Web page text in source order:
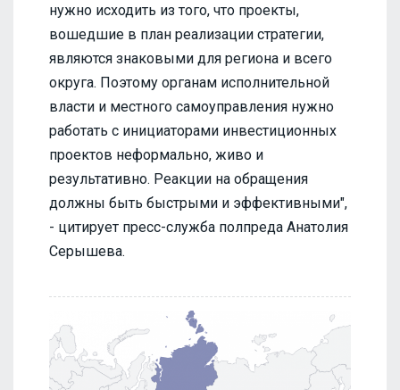
нужно исходить из того, что проекты,
вошедшие в план реализации стратегии,
являются знаковыми для региона и всего
округа. Поэтому органам исполнительной
власти и местного самоуправления нужно
работать с инициаторами инвестиционных
проектов неформально, живо и
результативно. Реакции на обращения
должны быть быстрыми и эффективными",
- цитирует пресс-служба полпреда Анатолия
Серышева.